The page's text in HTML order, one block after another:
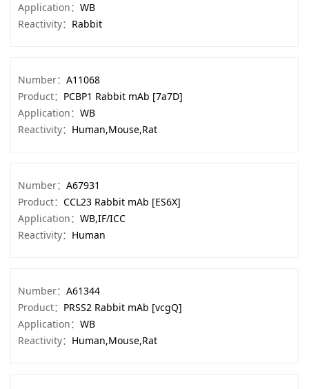
Application： WB
Reactivity： Rabbit
Number： A11068
Product： PCBP1 Rabbit mAb [7a7D]
Application： WB
Reactivity： Human,Mouse,Rat
Number： A67931
Product： CCL23 Rabbit mAb [ES6X]
Application： WB,IF/ICC
Reactivity： Human
Number： A61344
Product： PRSS2 Rabbit mAb [vcgQ]
Application： WB
Reactivity： Human,Mouse,Rat